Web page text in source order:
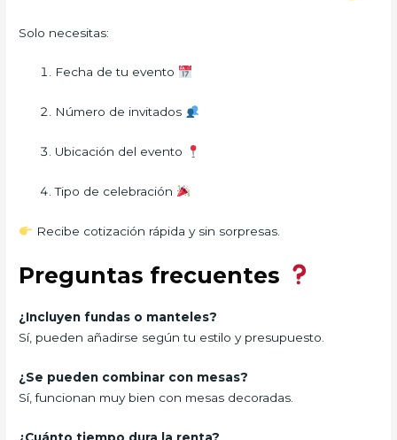
Solo necesitas:
Fecha de tu evento
Número de invitados
Ubicación del evento
Tipo de celebración
Recibe cotización rápida y sin sorpresas.
Preguntas frecuentes
¿Incluyen fundas o manteles?
Sí, pueden añadirse según tu estilo y presupuesto.
¿Se pueden combinar con mesas?
Sí, funcionan muy bien con mesas decoradas.
¿Cuánto tiempo dura la renta?